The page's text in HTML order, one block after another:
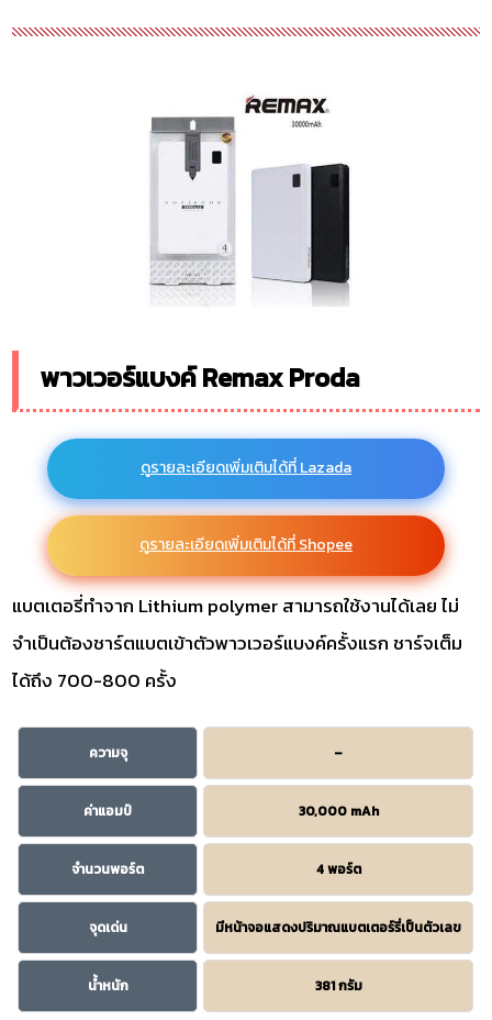
พาวเวอร์แบงค์ Remax Proda
ดูรายละเอียดเพิ่มเติมได้ที่ Lazada
ดูรายละเอียดเพิ่มเติมได้ที่ Shopee
แบตเตอรี่ทำจาก Lithium polymer สามารถใช้งานได้เลย ไม่
จำเป็นต้องชาร์ตแบตเข้าตัวพาวเวอร์แบงค์ครั้งแรก ชาร์จเต็ม
ได้ถึง 700-800 ครั้ง
ความจุ –
ค่าแอมป์ 30,000 mAh
จำนวนพอร์ต 4 พอร์ต
จุดเด่น มีหน้าจอแสดงปริมาณแบตเตอร์รี่เป็นตัวเลข
น้ำหนัก 381 กรัม